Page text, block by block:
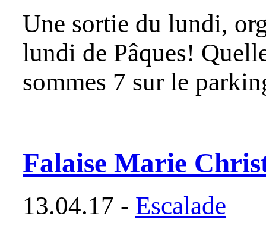
Une sortie du lundi,
lundi de Pâques!
sommes 7 sur le
Falaise Marie
13.04.17 - Escalade